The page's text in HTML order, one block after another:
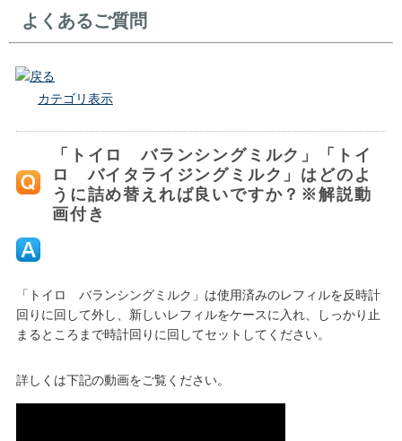
よくあるご質問
戻る
カテゴリ表示
「トイロ バランシングミルク」「トイ
ロ バイタライジングミルク」はどのよ
うに詰め替えれば良いですか？※解説動
画付き
「トイロ バランシングミルク」は使用済みのレフィルを反時計
回りに回して外し、新しいレフィルをケースに入れ、しっかり止
まるところまで時計回りに回してセットしてください。
詳しくは下記の動画をご覧ください。